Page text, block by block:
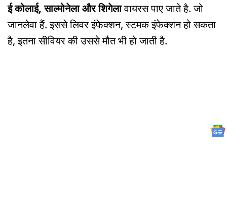
ई कोलाई, साल्मोनेला और शिगेलावायरस पाए जाते है. जो
जानलेवा हैं. इससे लिवर इंफेक्शन, स्टमक इंफेक्शन हो सकता
है, इतना सीवियर की उससे मौत भी हो जाती है.